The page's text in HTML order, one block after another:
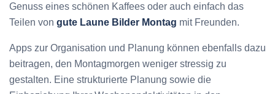
Genuss eines schönen Kaffees oder auch einfach das
Teilen von gute Laune Bilder Montag mit Freunden.
Apps zur Organisation und Planung können ebenfalls dazu
beitragen, den Montagmorgen weniger stressig zu
gestalten. Eine strukturierte Planung sowie die